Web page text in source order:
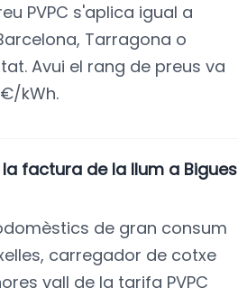
PVPC s'aplica igual a
Tarragona o
Avui el rang de preus va
kWh.
factura de la llum a Bigues
de gran consum
carregador de cotxe
vall de la tarifa PVPC